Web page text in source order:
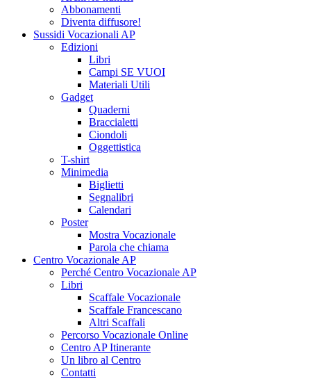
Abbonamenti
Diventa diffusore!
Sussidi Vocazionali AP
Edizioni
Libri
Campi SE VUOI
Materiali Utili
Gadget
Quaderni
Braccialetti
Ciondoli
Oggettistica
T-shirt
Minimedia
Biglietti
Segnalibri
Calendari
Poster
Mostra Vocazionale
Parola che chiama
Centro Vocazionale AP
Perché Centro Vocazionale AP
Libri
Scaffale Vocazionale
Scaffale Francescano
Altri Scaffali
Percorso Vocazionale Online
Centro AP Itinerante
Un libro al Centro
Contatti